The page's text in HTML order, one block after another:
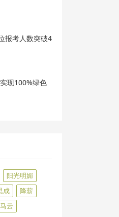
报考人数突破4
现100%绿色
阳光明媚
成
降薪
马云